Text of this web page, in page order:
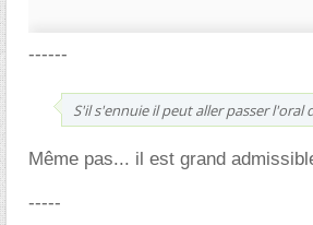
------
S'il s'ennuie il peut aller passer l'oral
Même pas... il est grand
-----